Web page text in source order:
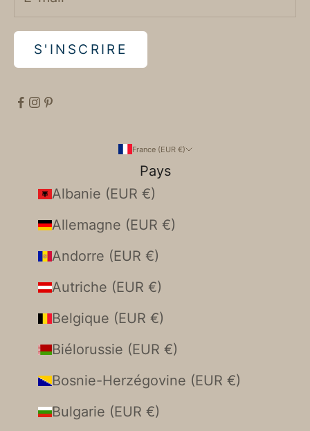
S'INSCRIRE
France (EUR €)
Pays
Albanie (EUR €)
Allemagne (EUR €)
Andorre (EUR €)
Autriche (EUR €)
Belgique (EUR €)
Biélorussie (EUR €)
Bosnie-Herzégovine (EUR €)
Bulgarie (EUR €)